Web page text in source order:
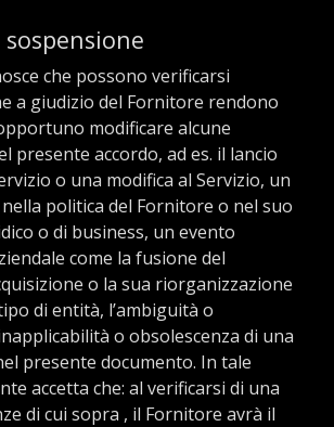
che possono verificarsi
a giudizio del Fornitore rendono
modificare alcune
presente accordo, ad es. il lancio
o una modifica al Servizio, un
politica del Fornitore o nel suo
o di business, un evento
come la fusione del
o la sua riorganizzazione
di entità, l’ambiguità o
o obsolescenza di una
presente documento. In tale
accetta che: al verificarsi di una
di cui sopra , il Fornitore avrà il